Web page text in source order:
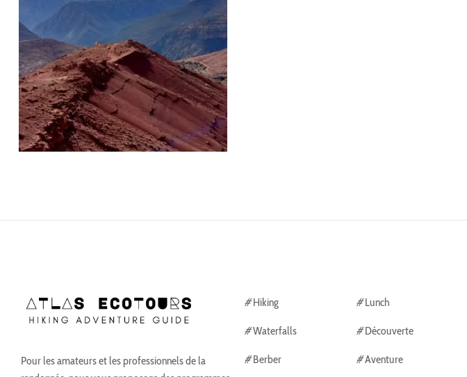
Pour les amateurs et les professionnels de la
#Hiking
#Waterfalls
#Berber
#Lunch
#Découverte
#Aventure